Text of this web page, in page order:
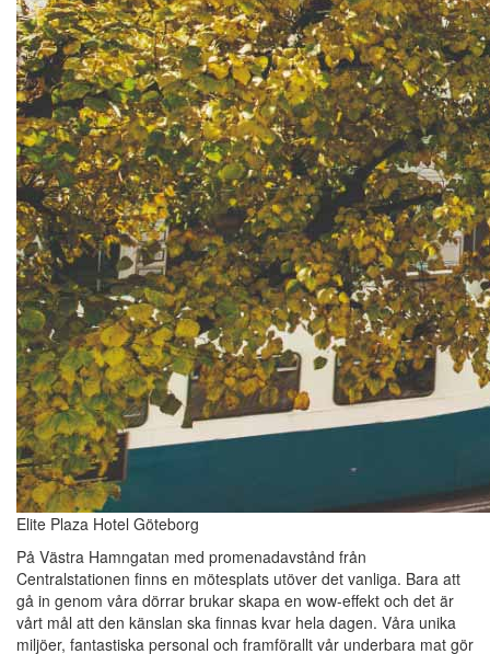
Elite Plaza Hotel Göteborg
På Västra Hamngatan med promenadavstånd från
Centralstationen finns en mötesplats utöver det vanliga. Bara att
gå in genom våra dörrar brukar skapa en wow-effekt och det är
vårt mål att den känslan ska finnas kvar hela dagen. Våra unika
miljöer, fantastiska personal och framförallt vår underbara mat gör